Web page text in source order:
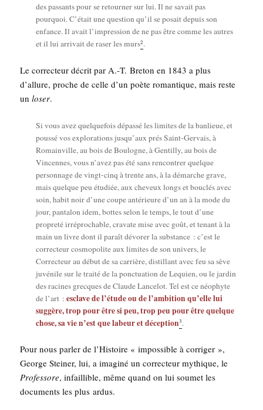
des pas­sants pour se retour­ner sur lui. Il ne savait pas
pour­quoi. C’était une ques­tion qu’il se posait depuis son
enfance. Il avait l’impression de ne pas être comme les autres
et il lui arri­vait de raser les murs2.
Le cor­rec­teur décrit par A.‑T. Bre­ton en 1843 a plus
d’al­lure, proche de celle d’un poète roman­tique, mais reste
unloser.
Si vous avez quel­que­fois dépas­sé les limites de la ban­lieue, et
pous­sé vos explo­ra­tions jus­qu’aux prés Saint-Ger­vais, à
Romain­ville, au bois de Bou­logne, à Gen­tilly, au bois de
Vin­cennes, vous n’a­vez pas été sans ren­con­trer quelque
per­son­nage de vingt-cinq à trente ans, à la démarche grave,
mais quelque peu étu­diée, aux che­veux longs et bou­clés avec
soin, habit noir d’une coupe anté­rieure d’un an à la mode du
jour, pan­ta­lon idem, bottes selon le temps, le tout d’une
pro­pre­té irré­pro­chable, cra­vate mise avec goût, et tenant à la
main un livre dont il paraît dévo­rer la sub­stance : c’est le
cor­rec­teur cos­mo­po­lite aux limites de son uni­vers, le
Cor­rec­teur au début de sa car­rière, dis­til­lant avec feu sa sève
juvé­nile sur le trai­té de la ponc­tua­tion de Lequien, ou le jar­din
des racines grecques de Claude Lan­ce­lot. Tel est ce néo­phyte
de l’art :esclave de l’é­tude ou de l’am­bi­tion qu’elle lui
sug­gère, trop pour être si peu, trop peu pour être quelque
chose, sa vie n’est que labeur et décep­tion3.
Pour nous par­ler de l’His­toire « impos­sible à cor­ri­ger »,
George Stei­ner, lui, a ima­gi­né un cor­rec­teur mythique, le
Pro­fes­sore, infaillible, même quand on lui sou­met les
docu­ments les plus ardus.